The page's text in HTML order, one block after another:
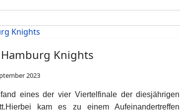
Knights
2023
eines der vier Viertelfinale der diesjährigen
kam es zu einem Aufeinandertreffen